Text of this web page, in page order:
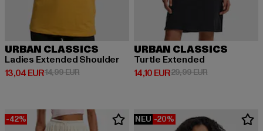
URBAN CLASSICS
Ladies Extended Shoulder
13,04 EUR
Derzeitiger Preis: 13,04 EUR
14,99 EURAktionspreis: 14,99 EUR
URBAN CLASSICS
Turtle Extended
14,10 EUR
Derzeitiger Preis: 14,10 EUR
29,99 EURAktionspreis:
-42% NEU -20%